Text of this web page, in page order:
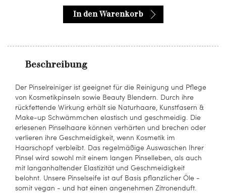
In den Warenkorb
Beschreibung
Der Pinselreiniger ist geeignet für die Reinigung und Pflege
von Kosmetikpinseln sowie Beauty Blendern. Durch ihre
rückfettende Wirkung erhält sie Naturhaare, Kunstfasern &
Make-up Schwämmchen elastisch und geschmeidig. Die
erlesenen Pinselhaare können verhärten und brechen oder
verlieren ihre Geschmeidigkeit, wenn Kosmetik im
Haarschopf verbleibt. Das regelmäßige Auswaschen Ihrer
Pinsel wird sowohl mit einem langen Pinselleben, als auch
mit langanhaltender Elastizität und Geschmeidigkeit
belohnt. Unsere Pinselseife ist auf Basis pflanzlicher Öle -
somit vegan - und hat einen angenehmen Zitronenduft.